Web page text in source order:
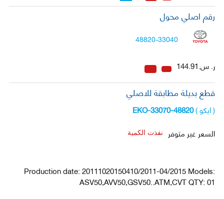
رقم اصلي محول
48820-33040
ر. س.144.91
قطع بديلة مطابقة للاصلي
( ايكو )48820-33070-EKO
السعر غير متوفر
نفذت الكمية
Production date: 20111020150410/2011-04/2015 Models:
ASV50,AVV50,GSV50..ATM,CVT QTY: 01